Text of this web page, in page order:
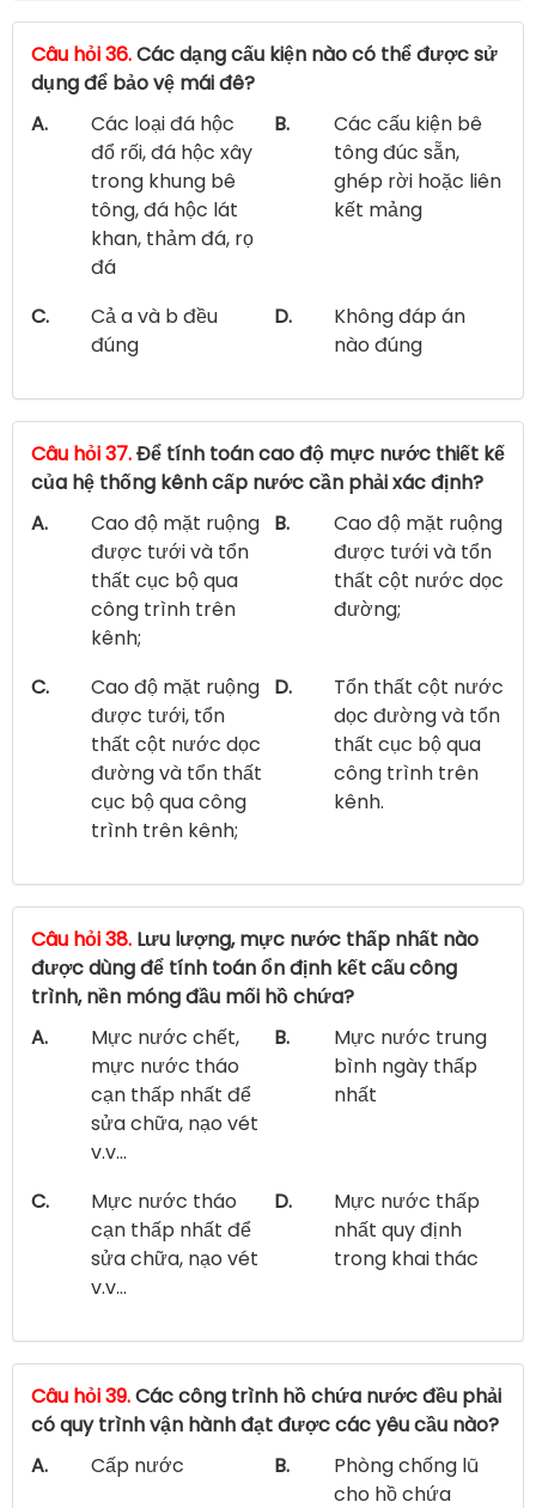
Câu hỏi 36.Các dạng cấu kiện nào có thể được sử
dụng để bảo vệ mái đê?
A.
Các loại đá hộc
đổ rối, đá hộc xây
trong khung bê
tông, đá hộc lát
khan, thảm đá, rọ
đá
B.
Các cấu kiện bê
tông đúc sẵn,
ghép rời hoặc liên
kết mảng
C.
Cả a và b đều
đúng
D.
Không đáp án
nào đúng
Câu hỏi 37.Để tính toán cao độ mực nước thiết kế
của hệ thống kênh cấp nước cần phải xác định?
A.
Cao độ mặt ruộng
được tưới và tổn
thất cục bộ qua
công trình trên
kênh;
B.
Cao độ mặt ruộng
được tưới và tổn
thất cột nước dọc
đường;
C.
Cao độ mặt ruộng
được tưới, tổn
thất cột nước dọc
đường và tổn thất
cục bộ qua công
trình trên kênh;
D.
Tổn thất cột nước
dọc đường và tổn
thất cục bộ qua
công trình trên
kênh.
Câu hỏi 38. Lưu lượng, mực nước thấp nhất nào
được dùng để tính toán ổn định kết cấu công
trình, nền móng đầu mối hồ chứa?
A.
Mực nước chết,
mực nước tháo
cạn thấp nhất để
sửa chữa, nạo vét
v.v...
B.
Mực nước trung
bình ngày thấp
nhất
C.
Mực nước tháo
cạn thấp nhất để
sửa chữa, nạo vét
v.v...
D.
Mực nước thấp
nhất quy định
trong khai thác
Câu hỏi 39.Các công trình hồ chứa nước đều phải
có quy trình vận hành đạt được các yêu cầu nào?
A.
Cấp nước B.
Phòng chống lũ
cho hồ chứa